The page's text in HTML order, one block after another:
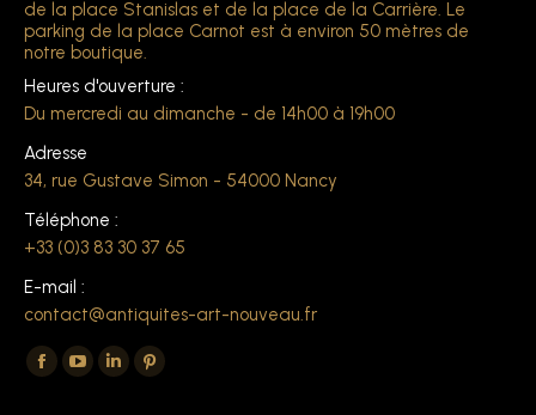
de la place Stanislas et de la place de la Carrière. Le
parking de la place Carnot est à environ 50 mètres de
notre boutique.
Heures d'ouverture :
Du mercredi au dimanche - de 14h00 à 19h00
Adresse
34, rue Gustave Simon - 54000 Nancy
Téléphone :
+33 (0)3 83 30 37 65
E-mail :
contact@antiquites-art-nouveau.fr
Trouvez nous sur :
La
La
La
La